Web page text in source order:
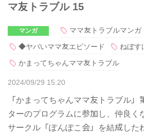
マ友トラブル 15
マンガ
ママ友トラブルマンガ
◆ヤバいママ友エピソード
ねぼす
かまってちゃんママ友トラブル
2024/09/29 15:20
「かまってちゃんママ友トラブル
ターのプログラムに参加し、仲良く
サークル「ぽんぽこ会」を結成した